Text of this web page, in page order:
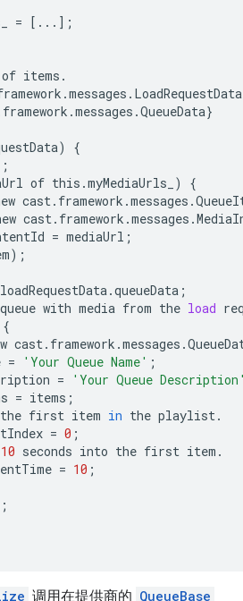
= [ ... ];
of items .
.messages . LoadRequestData
framework .messages .QueueData}
)
{
of this .myMediaUrls_ )
{
cast. framework .messages .
cast. framework .messages .
= mediaUrl ;
);
loadRequestData.queueData ;
queue with media from the load
{
cast. framework .messages .
= 'Your Queue Name' ;
=
'Your Queue
= items ;
the first item in the playlist.
= 0 ;
10 seconds into the first item .
= 10 ;
;
调用在提供商的 QueueBase